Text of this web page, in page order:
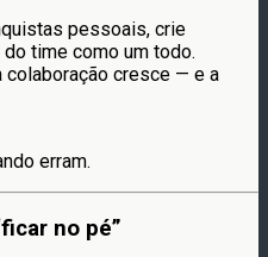
pessoais, crie
time como um todo.
colaboração cresce — e a
erram.
no pé”